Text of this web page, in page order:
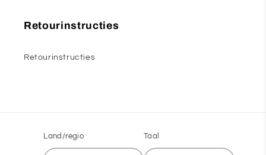
Retourinstructies
Retourinstructies
Land/regio Taal